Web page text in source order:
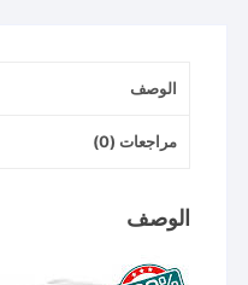
الوصف
مراجعات (0)
الوصف